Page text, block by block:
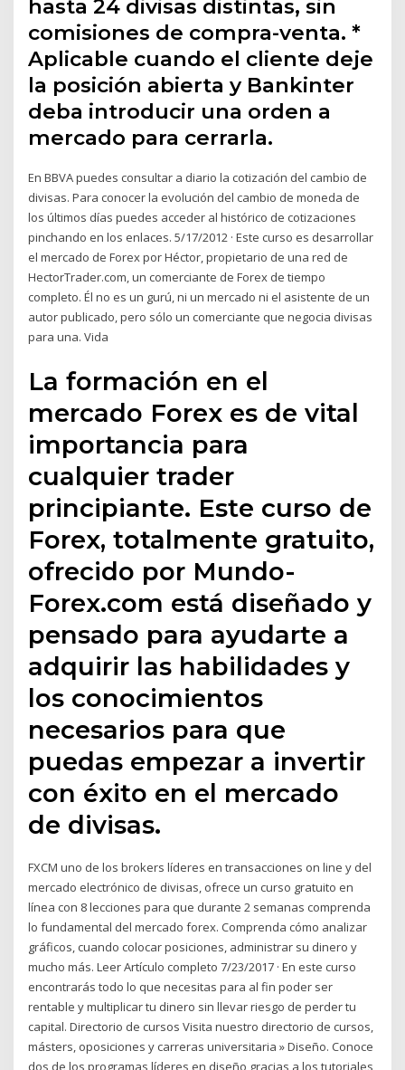
hasta 24 divisas distintas, sin
comisiones de compra-venta. *
Aplicable cuando el cliente deje
la posición abierta y Bankinter
deba introducir una orden a
mercado para cerrarla.
En BBVA puedes consultar a diario la cotización del cambio de
divisas. Para conocer la evolución del cambio de moneda de
los últimos días puedes acceder al histórico de cotizaciones
pinchando en los enlaces. 5/17/2012 · Este curso es desarrollar
el mercado de Forex por Héctor, propietario de una red de
HectorTrader.com, un comerciante de Forex de tiempo
completo. Él no es un gurú, ni un mercado ni el asistente de un
autor publicado, pero sólo un comerciante que negocia divisas
para una. Vida
La formación en el
mercado Forex es de vital
importancia para
cualquier trader
principiante. Este curso de
Forex, totalmente gratuito,
ofrecido por Mundo-
Forex.com está diseñado y
pensado para ayudarte a
adquirir las habilidades y
los conocimientos
necesarios para que
puedas empezar a invertir
con éxito en el mercado
de divisas.
FXCM uno de los brokers líderes en transacciones on line y del
mercado electrónico de divisas, ofrece un curso gratuito en
línea con 8 lecciones para que durante 2 semanas comprenda
lo fundamental del mercado forex. Comprenda cómo analizar
gráficos, cuando colocar posiciones, administrar su dinero y
mucho más. Leer Artículo completo 7/23/2017 · En este curso
encontrarás todo lo que necesitas para al fin poder ser
rentable y multiplicar tu dinero sin llevar riesgo de perder tu
capital. Directorio de cursos Visita nuestro directorio de cursos,
másters, oposiciones y carreras universitaria » Diseño. Conoce
dos de los programas líderes en diseño gracias a los tutoriales